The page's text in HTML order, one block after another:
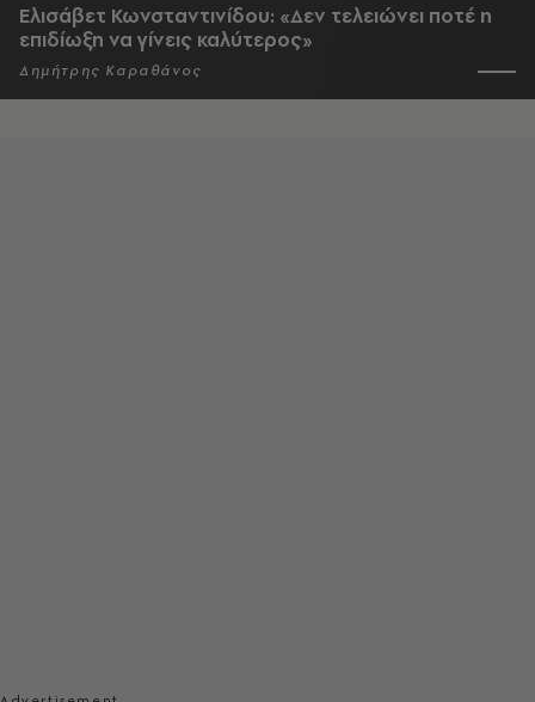
Ελισάβετ Κωνσταντινίδου: «Δεν τελειώνει ποτέ η
επιδίωξη να γίνεις καλύτερος»
Δημήτρης Καραθάνος